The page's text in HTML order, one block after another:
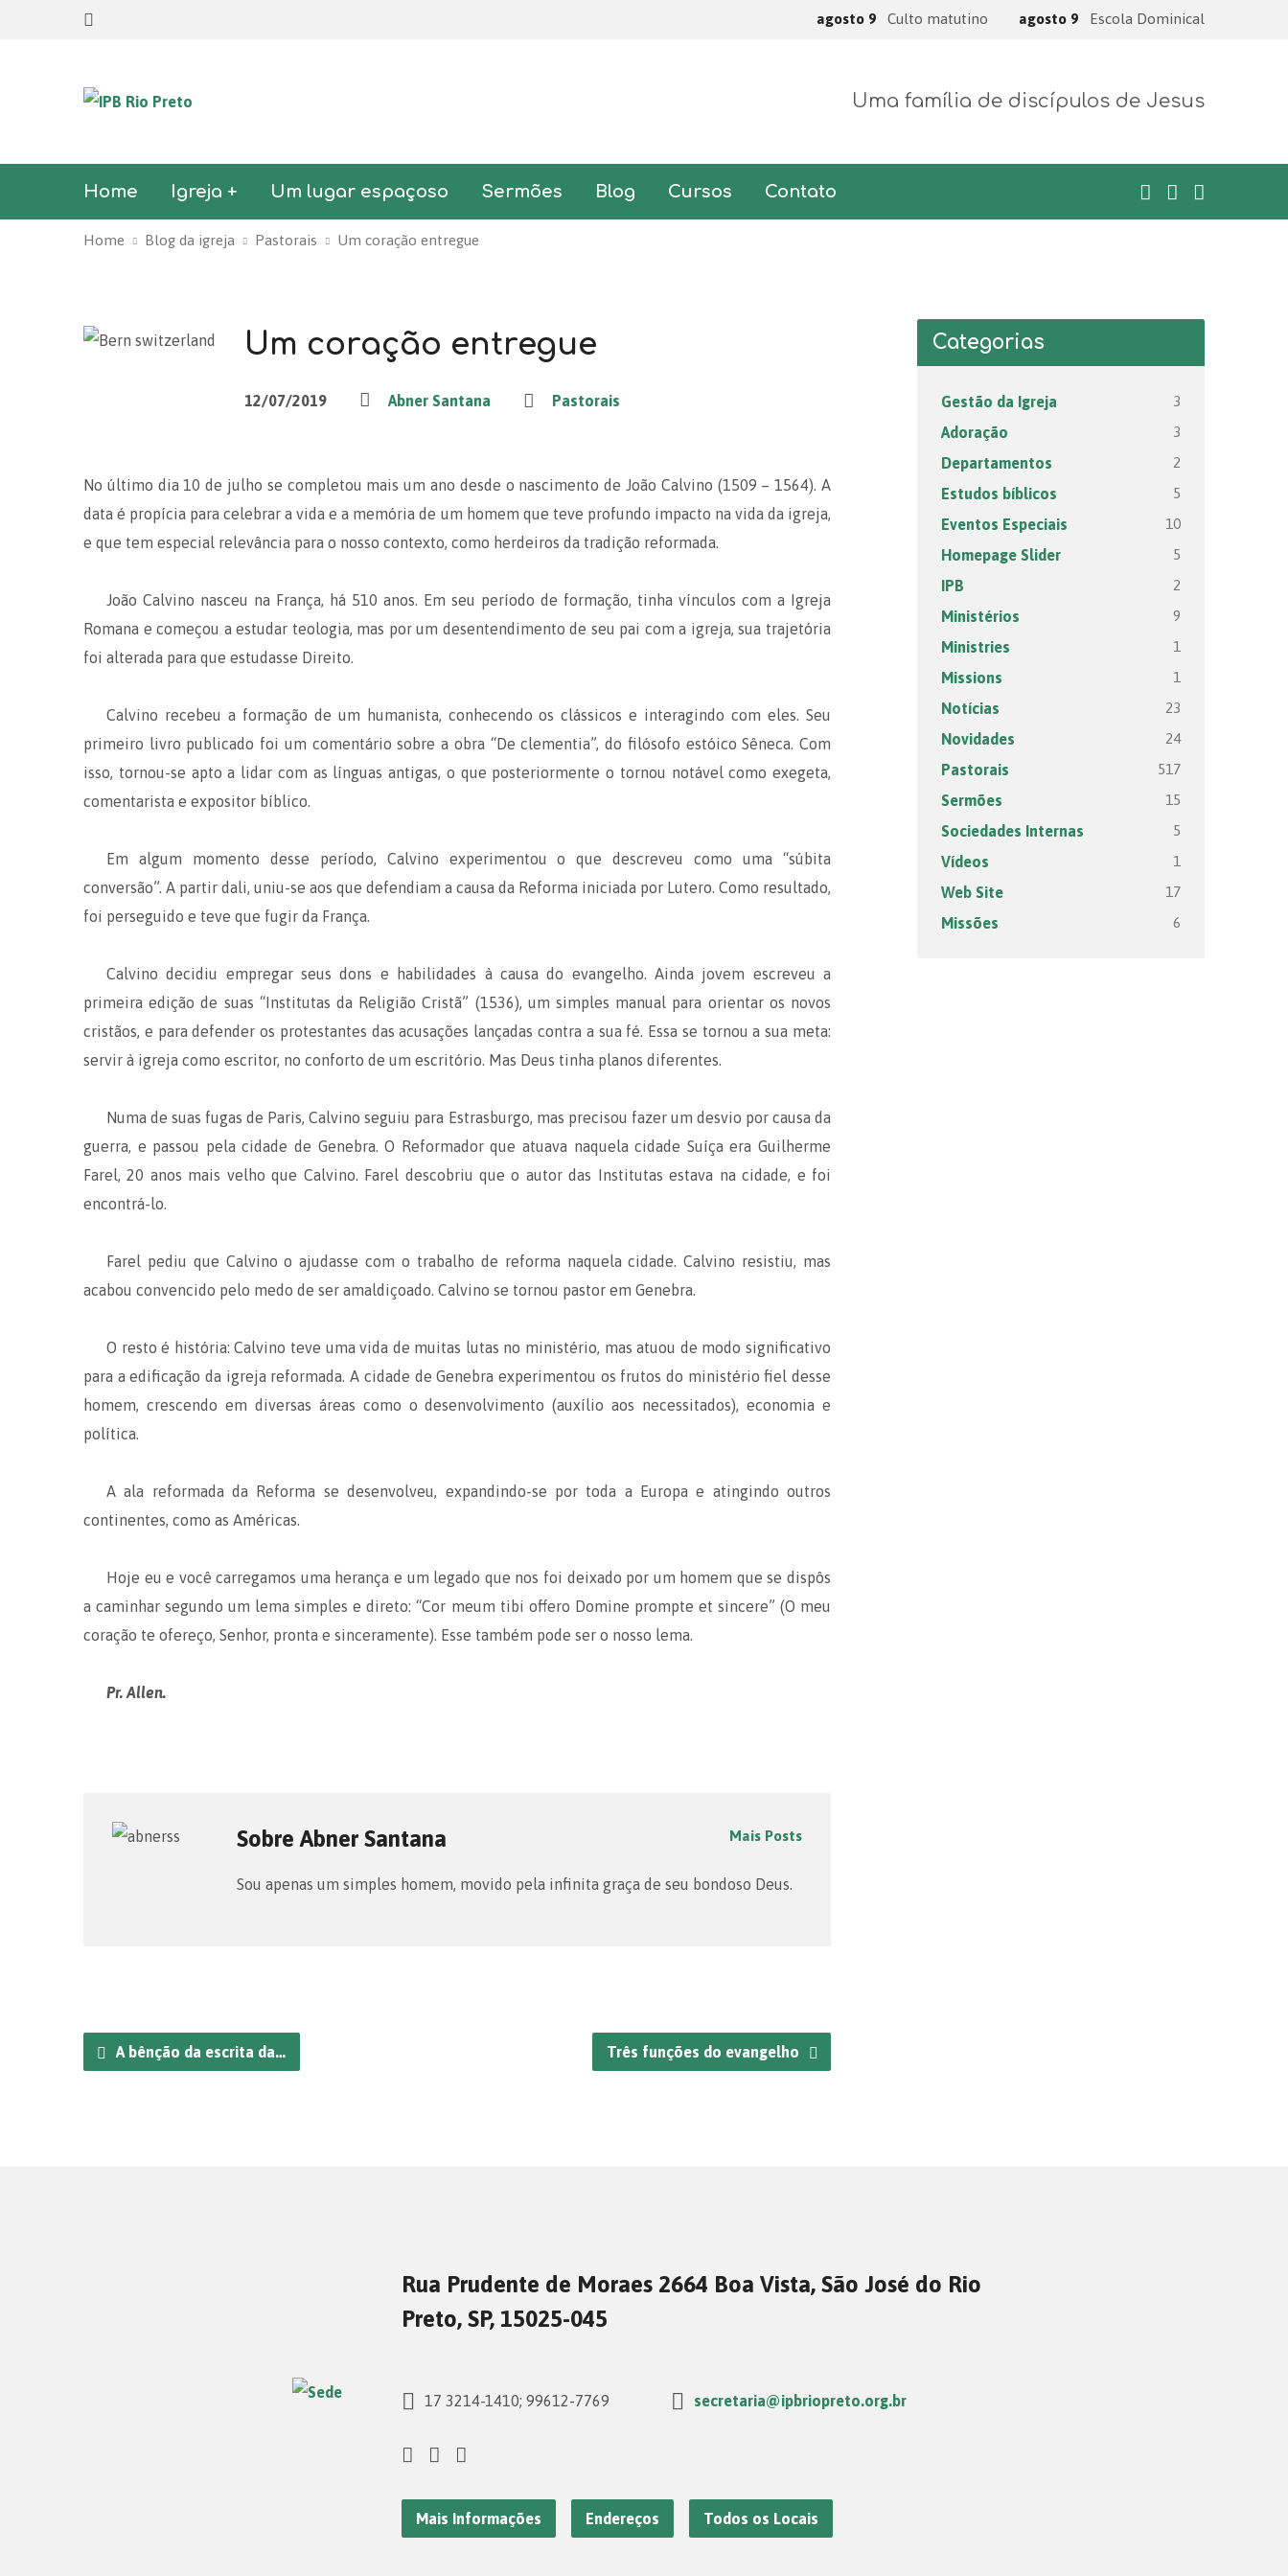
agosto 9 Culto matutino agosto 9 Escola Dominical
Uma família de discípulos de Jesus
Home Igreja + Um lugar espaçoso Sermões Blog Cursos Contato
Home Blog da igreja Pastorais Um coração entregue
Um coração entregue
12/07/2019 Abner Santana Pastorais
No último dia 10 de julho se completou mais um ano desde o nascimento de João Calvino (1509 – 1564). A
data é propícia para celebrar a vida e a memória de um homem que teve profundo impacto na vida da igreja,
e que tem especial relevância para o nosso contexto, como herdeiros da tradição reformada.
João Calvino nasceu na França, há 510 anos. Em seu período de formação, tinha vínculos com a Igreja
Romana e começou a estudar teologia, mas por um desentendimento de seu pai com a igreja, sua trajetória
foi alterada para que estudasse Direito.
Calvino recebeu a formação de um humanista, conhecendo os clássicos e interagindo com eles. Seu
primeiro livro publicado foi um comentário sobre a obra “De clementia”, do filósofo estóico Sêneca. Com
isso, tornou-se apto a lidar com as línguas antigas, o que posteriormente o tornou notável como exegeta,
comentarista e expositor bíblico.
Em algum momento desse período, Calvino experimentou o que descreveu como uma “súbita
conversão”. A partir dali, uniu-se aos que defendiam a causa da Reforma iniciada por Lutero. Como resultado,
foi perseguido e teve que fugir da França.
Calvino decidiu empregar seus dons e habilidades à causa do evangelho. Ainda jovem escreveu a
primeira edição de suas “Institutas da Religião Cristã” (1536), um simples manual para orientar os novos
cristãos, e para defender os protestantes das acusações lançadas contra a sua fé. Essa se tornou a sua meta:
servir à igreja como escritor, no conforto de um escritório. Mas Deus tinha planos diferentes.
Numa de suas fugas de Paris, Calvino seguiu para Estrasburgo, mas precisou fazer um desvio por causa da
guerra, e passou pela cidade de Genebra. O Reformador que atuava naquela cidade Suíça era Guilherme
Farel, 20 anos mais velho que Calvino. Farel descobriu que o autor das Institutas estava na cidade, e foi
encontrá-lo.
Farel pediu que Calvino o ajudasse com o trabalho de reforma naquela cidade. Calvino resistiu, mas
acabou convencido pelo medo de ser amaldiçoado. Calvino se tornou pastor em Genebra.
O resto é história: Calvino teve uma vida de muitas lutas no ministério, mas atuou de modo significativo
para a edificação da igreja reformada. A cidade de Genebra experimentou os frutos do ministério fiel desse
homem, crescendo em diversas áreas como o desenvolvimento (auxílio aos necessitados), economia e
política.
A ala reformada da Reforma se desenvolveu, expandindo-se por toda a Europa e atingindo outros
continentes, como as Américas.
Hoje eu e você carregamos uma herança e um legado que nos foi deixado por um homem que se dispôs
a caminhar segundo um lema simples e direto: “Cor meum tibi offero Domine prompte et sincere” (O meu
coração te ofereço, Senhor, pronta e sinceramente). Esse também pode ser o nosso lema.
Pr. Allen.
Mais Posts
Sobre Abner Santana
Sou apenas um simples homem, movido pela infinita graça de seu bondoso Deus.
A bênção da escrita da… Três funções do evangelho
Categorias
Gestão da Igreja 3
Adoração 3
Departamentos 2
Estudos bíblicos 5
Eventos Especiais 10
Homepage Slider 5
IPB 2
Ministérios 9
Ministries 1
Missions 1
Notícias 23
Novidades 24
Pastorais 517
Sermões 15
Sociedades Internas 5
Vídeos 1
Web Site 17
Missões 6
Rua Prudente de Moraes 2664 Boa Vista, São José do Rio
Preto, SP, 15025-045
17 3214-1410; 99612-7769 secretaria@ipbriopreto.org.br
Mais Informações Endereços Todos os Locais